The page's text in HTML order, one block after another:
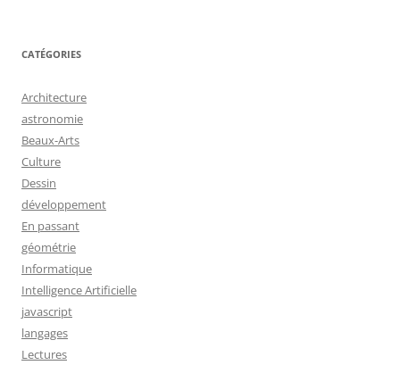
CATÉGORIES
Architecture
astronomie
Beaux-Arts
Culture
Dessin
développement
En passant
géométrie
Informatique
Intelligence Artificielle
javascript
langages
Lectures